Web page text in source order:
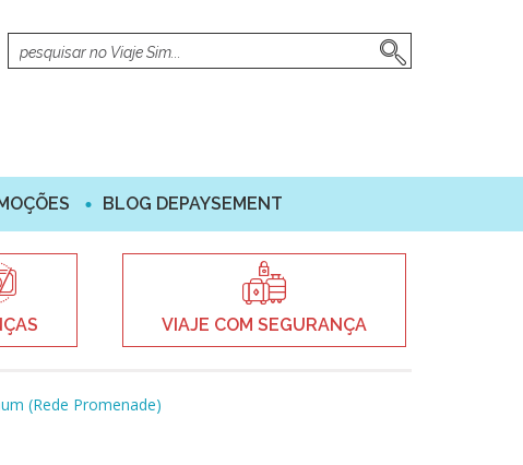
BLOG DEPAYSEMENT
VIAJE COM SEGURANÇA
(Rede Promenade)